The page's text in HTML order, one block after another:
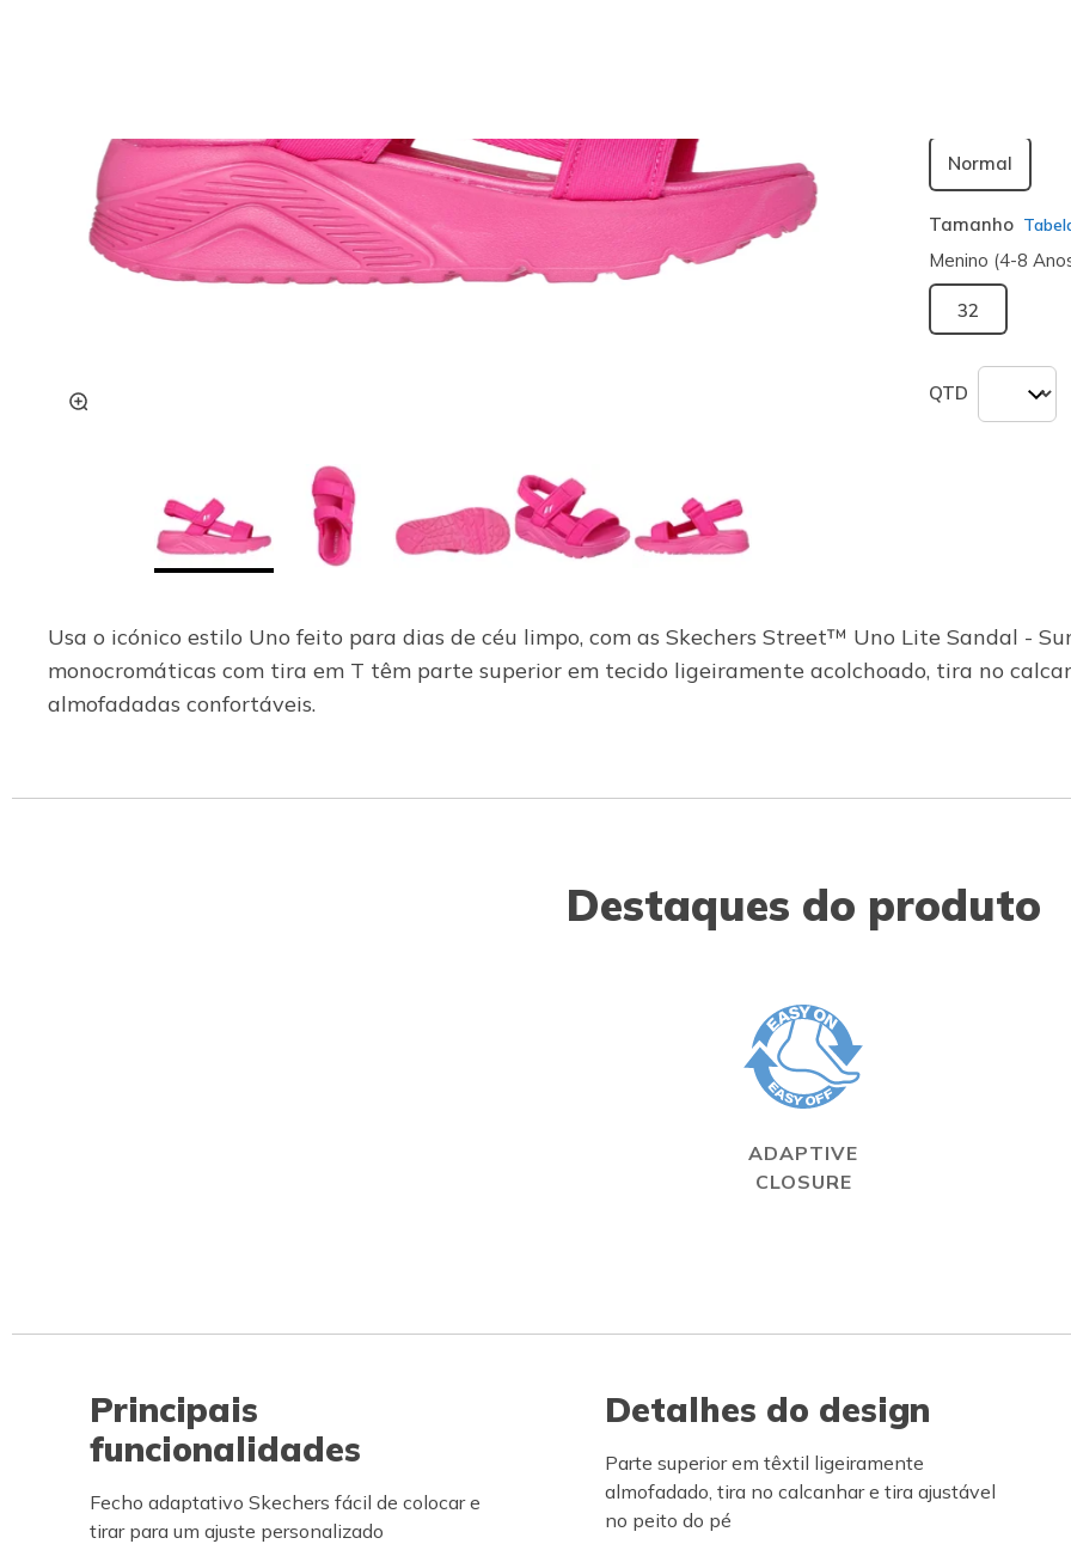
Normal
Tamanho
Menino (4-8
32
QTD
Usa o icónico estilo Uno feito para dias de céu limpo, com as Skechers Street™ Uno Lite Sandal -
monocromáticas com tira em T têm parte superior em tecido ligeiramente acolchoado, tira no
almofadadas confortáveis.
Destaques do produto
ADAPTIVE
CLOSURE
Principais
funcionalidades
Fecho adaptativo Skechers fácil de colocar e
tirar para um ajuste personalizado
Detalhes do design
Parte superior em têxtil ligeiramente
almofadado, tira no calcanhar e tira ajustável
no peito do pé